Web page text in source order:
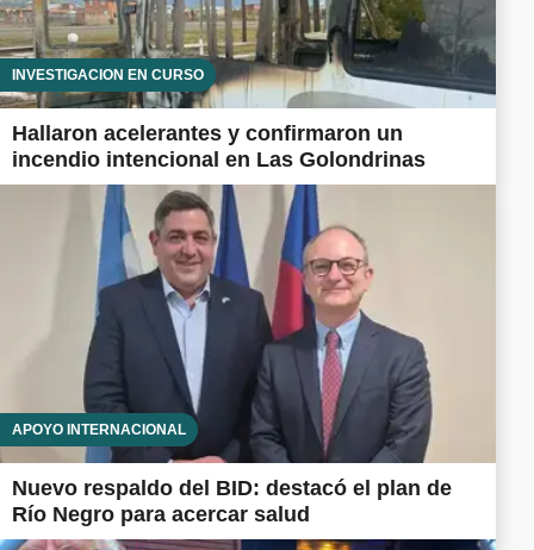
INVESTIGACIÓN EN CURSO
Hallaron acelerantes y confirmaron un
incendio intencional en Las Golondrinas
APOYO INTERNACIONAL
Nuevo respaldo del BID: destacó el plan de
Río Negro para acercar salud